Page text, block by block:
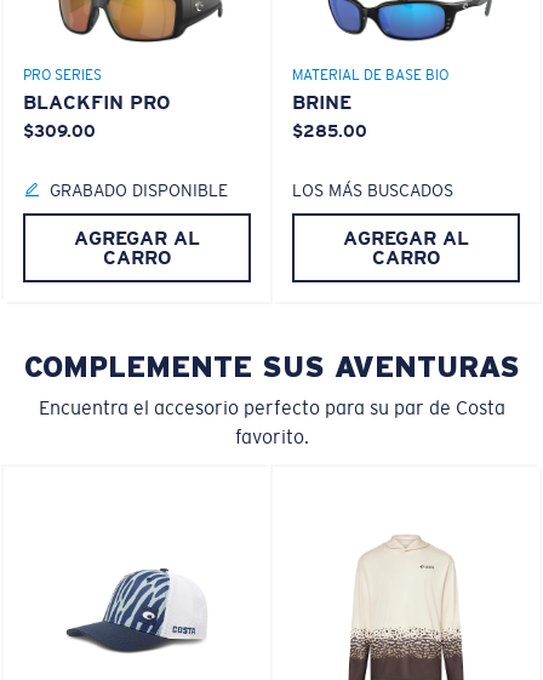
PRO SERIES
BLACKFIN PRO
$309.00
GRABADO DISPONIBLE
AGREGAR AL
CARRO
MATERIAL DE BASE BIO
BRINE
$285.00
LOS MÁS BUSCADOS
AGREGAR AL
CARRO
COMPLEMENTE SUS AVENTURAS
Encuentra el accesorio perfecto para su par de Costa
favorito.